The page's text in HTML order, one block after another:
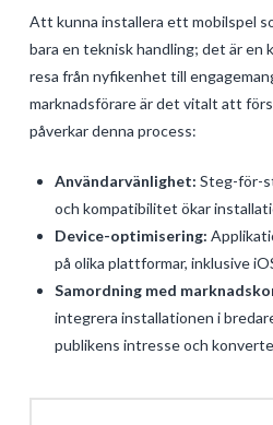
Att kunna installera ett mobilspel
bara en teknisk handling; det är en
resa från nyfikenhet till
marknadsförare är det vitalt att
påverkar denna process:
Användarvänlighet: Steg-för-
och kompatibilitet ökar
Device-optimisering:
på olika plattformar, inklusive
Samordning med
integrera installationen i
publikens intresse och